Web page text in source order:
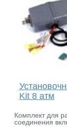
Kit 8 атм
Комплект для
соединения